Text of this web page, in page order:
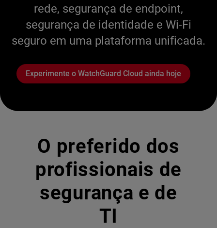
rede, segurança de endpoint,
segurança de identidade e Wi-Fi
seguro em uma plataforma unificada.
Experimente o WatchGuard Cloud ainda hoje
O preferido dos
profissionais de
segurança e de
TI